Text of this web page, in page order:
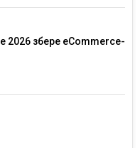
2026 збере eCommerce-